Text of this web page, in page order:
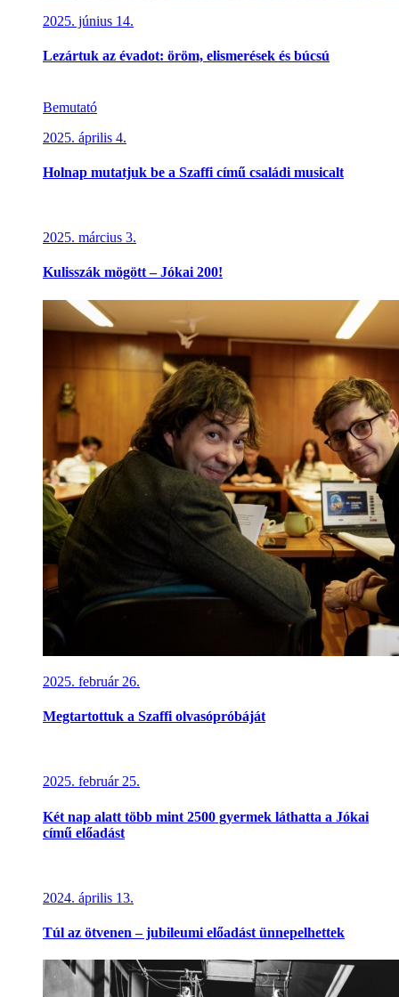
2025. június 14.
Lezártuk az évadot: öröm, elismerések és búcsú
Bemutató
2025. április 4.
Holnap mutatjuk be a Szaffi című családi musicalt
2025. március 3.
Kulisszák mögött – Jókai 200!
2025. február 26.
Megtartottuk a Szaffi olvasópróbáját
2025. február 25.
Két nap alatt több mint 2500 gyermek láthatta a Jókai
című előadást
2024. április 13.
Túl az ötvenen – jubileumi előadást ünnepelhettek